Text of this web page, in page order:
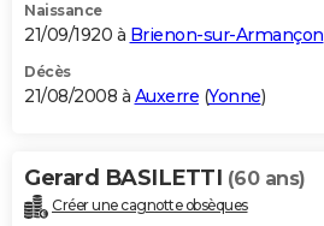
Naissance
21/09/1920 à Brienon-sur-Armançon
Décès
21/08/2008 à Auxerre (Yonne)
Gerard BASILETTI (60 ans)
Créer une cagnotte obsèques